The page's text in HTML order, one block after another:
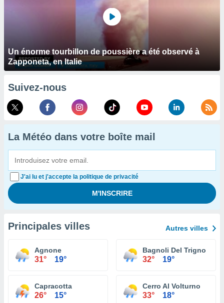
Un énorme tourbillon de poussière a été observé à
Zapponeta, en Italie
Suivez-nous
La Météo dans votre boîte mail
J'ai lu et j'accepte la politique de privacité
Principales villes Autres villes
Agnone
31° 19°
Bagnoli Del Trigno
32° 19°
Capracotta
26° 15°
Cerro Al Volturno
33° 18°